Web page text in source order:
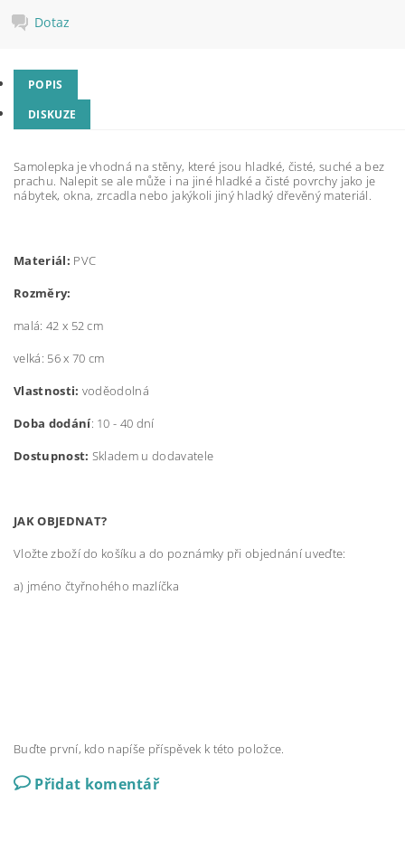
Dotaz
POPIS
DISKUZE
Samolepka je vhodná na stěny, které jsou hladké, čisté, suché a bez
prachu. Nalepit se ale může i na jiné hladké a čisté povrchy jako je
nábytek, okna, zrcadla nebo jakýkoli jiný hladký dřevěný materiál.
Materiál: PVC
Rozměry:
malá: 42 x 52 cm
velká: 56 x 70 cm
Vlastnosti: voděodolná
Doba dodání: 10 - 40 dní
Dostupnost: Skladem u dodavatele
JAK OBJEDNAT?
Vložte zboží do košíku a do poznámky při objednání uveďte:
a) jméno čtyřnohého mazlíčka
Buďte první, kdo napíše příspěvek k této položce.
Přidat komentář